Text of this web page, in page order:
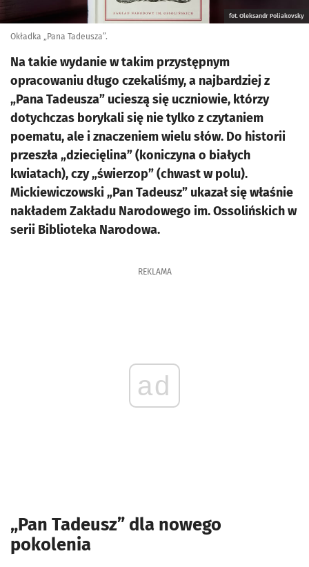
fot. Oleksandr Poliakovsky
Okładka „Pana Tadeusza”.
Na takie wydanie w takim przystępnym
opracowaniu długo czekaliśmy, a najbardziej z
„Pana Tadeusza” ucieszą się uczniowie, którzy
dotychczas borykali się nie tylko z czytaniem
poematu, ale i znaczeniem wielu słów. Do historii
przeszła „dziecięlina” (koniczyna o białych
kwiatach), czy „świerzop” (chwast w polu).
Mickiewiczowski „Pan Tadeusz” ukazał się właśnie
nakładem Zakładu Narodowego im. Ossolińskich w
serii Biblioteka Narodowa.
REKLAMA
ad
„Pan Tadeusz” dla nowego
pokolenia